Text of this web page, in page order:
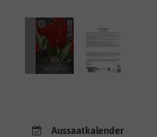
Aussaatkalender